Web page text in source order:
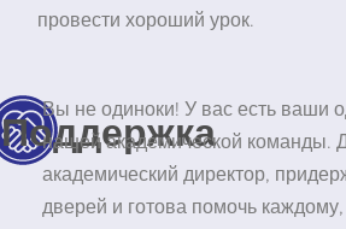
провести хороший урок.
Поддержка
Вы не одиноки! У вас есть ваши
нашей академической команды.
академический директор,
дверей и готова помочь каждому,